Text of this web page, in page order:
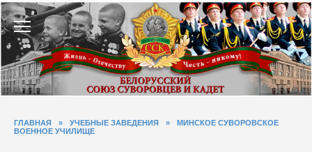
Перейти
к
содержанию
ГЛАВНАЯ » УЧЕБНЫЕ ЗАВЕДЕНИЯ »
МИНСКОЕ СУВОРОВСКОЕ
ВОЕННОЕ УЧИЛИЩЕ